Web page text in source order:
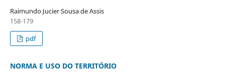
Raimundo Jucier Sousa de Assis
158-179
pdf
NORMA E USO DO TERRITÓRIO